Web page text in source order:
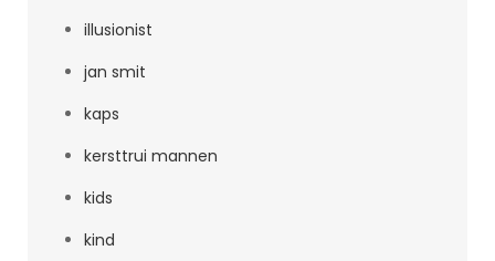
illusionist
jan smit
kaps
kersttrui mannen
kids
kind